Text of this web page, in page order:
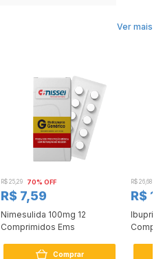
Ver mais
R$ 25,29 70% OFF
R$ 7,59
Nimesulida 100mg 12
Comprimidos Ems
Comprar
R$ 26,68
R$
Ibupril